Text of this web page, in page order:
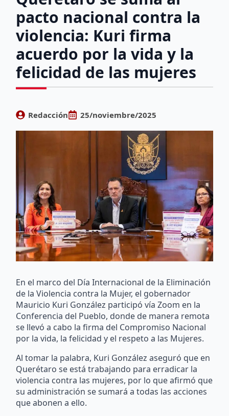
pacto nacional contra la
violencia: Kuri firma
acuerdo por la vida y la
felicidad de las mujeres
Redacción 25/noviembre/2025
En el marco del Día Internacional de la Eliminación
de la Violencia contra la Mujer, el gobernador
Mauricio Kuri González participó vía Zoom en la
Conferencia del Pueblo, donde de manera remota
se llevó a cabo la firma del Compromiso Nacional
por la vida, la felicidad y el respeto a las Mujeres.
Al tomar la palabra, Kuri González aseguró que en
Querétaro se está trabajando para erradicar la
violencia contra las mujeres, por lo que afirmó que
su administración se sumará a todas las acciones
que abonen a ello.